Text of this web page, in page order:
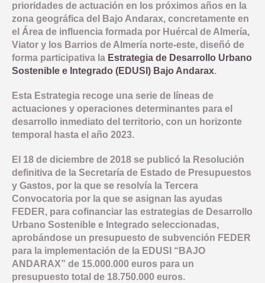
LINEA 7: GESTION EDUSI
LINEA 8: COMUNICACION EDUSI
COMISIÓN AUTOEVALUACIÓN DEL RIESGO
CANAL DE DENUNCIAS
prioridades de actuación en los próximos años en la
zona geográfica del Bajo Andarax, concretamente en
el Área de influencia formada por Huércal de Almería,
Viator y los Barrios de Almería norte-este, diseñó de
forma participativa la Estrategia de Desarrollo Urbano
Sostenible e Integrado (EDUSI) Bajo Andarax.
Esta Estrategia recoge una serie de líneas de
actuaciones y operaciones determinantes para el
desarrollo inmediato del territorio, con un horizonte
temporal hasta el año 2023.
El 18 de diciembre de 2018 se publicó la Resolución
definitiva de la Secretaría de Estado de Presupuestos
y Gastos, por la que se resolvía la Tercera
Convocatoria por la que se asignan las ayudas
FEDER, para cofinanciar las estrategias de Desarrollo
Urbano Sostenible e Integrado seleccionadas,
aprobándose un presupuesto de subvención FEDER
para la implementación de la EDUSI “BAJO
ANDARAX” de 15.000.000 euros para un
presupuesto total de 18.750.000 euros.
Aviso Legal Accesibilidad Mapa web Privacidad Cookies Contacto